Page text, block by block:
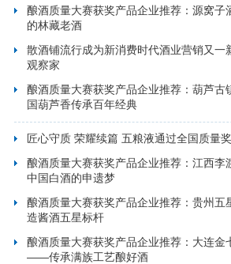
酿酒质量大赛获奖产品企业推荐：源窝子
的林藏老酒
散酒铺流行成为新消费时代酒业营销又一
观察家
酿酒质量大赛获奖产品企业推荐：葫芦古
国葫芦香传承百年经典
匠心守质 荣耀续篇 五粮液通过全国质量
酿酒质量大赛获奖产品企业推荐：江西李
中国白酒的申遗梦
酿酒质量大赛获奖产品企业推荐：贵州
造酱酒五星标杆
酿酒质量大赛获奖产品企业推荐：大连金
——传承满族工艺酿好酒